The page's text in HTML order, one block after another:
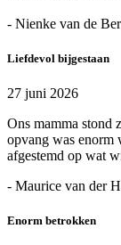
- Nienke van de
Liefdevol bijgestaan
27 juni 2026
Ons mamma stond
opvang was enorm
afgestemd op wat
- Maurice van der
Enorm betrokken